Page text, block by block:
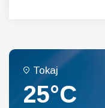
Tokaj
25°C